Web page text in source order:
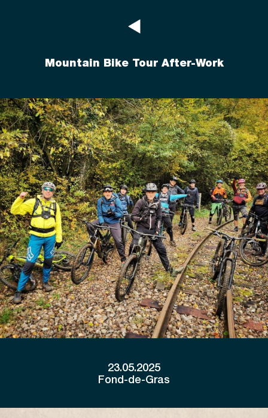
Mountain Bike Tour After-Work
23.05.2025
Fond-de-Gras